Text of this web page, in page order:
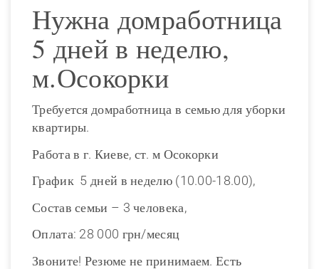
Нужна домработница
5 дней в неделю,
м.Осокорки
Требуется домработница в семью для уборки
квартиры.
Работа в г. Киеве, ст. м Осокорки
График 5 дней в неделю (10.00-18.00),
Состав семьи – 3 человека,
Оплата: 28 000 грн/месяц
Звоните! Резюме не принимаем. Есть